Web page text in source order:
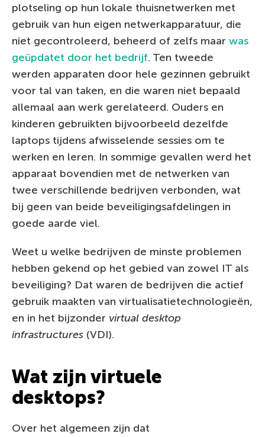
plotseling op hun lokale thuisnetwerken met
gebruik van hun eigen netwerkapparatuur, die
niet gecontroleerd, beheerd of zelfs maar was
geüpdatet door het bedrijf. Ten tweede
werden apparaten door hele gezinnen gebruikt
voor tal van taken, en die waren niet bepaald
allemaal aan werk gerelateerd. Ouders en
kinderen gebruikten bijvoorbeeld dezelfde
laptops tijdens afwisselende sessies om te
werken en leren. In sommige gevallen werd het
apparaat bovendien met de netwerken van
twee verschillende bedrijven verbonden, wat
bij geen van beide beveiligingsafdelingen in
goede aarde viel.
Weet u welke bedrijven de minste problemen
hebben gekend op het gebied van zowel IT als
beveiliging? Dat waren de bedrijven die actief
gebruik maakten van virtualisatietechnologieën,
en in het bijzonder virtual desktop
infrastructures (VDI).
Wat zijn virtuele
desktops?
Over het algemeen zijn dat